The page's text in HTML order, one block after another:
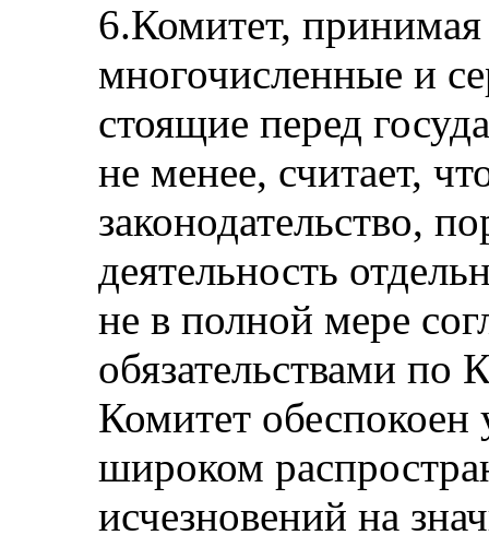
6.Комитет,
многочисленные и
стоящие перед
не менее, считает,
законодательство,
деятельность
не в полной мере
обязательствами по
Комитет
широком
исчезновений на